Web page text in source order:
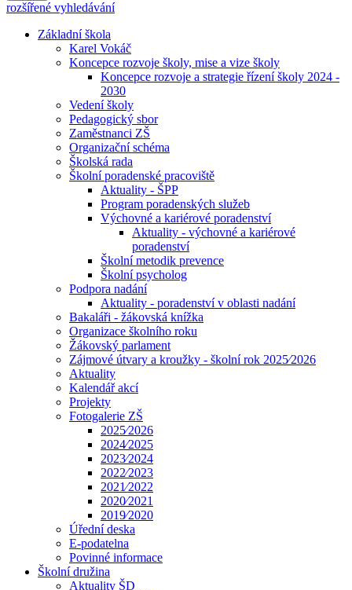
rozšířené vyhledávání
Základní škola
Karel Vokáč
Koncepce rozvoje školy, mise a vize školy
Koncepce rozvoje a strategie řízení školy 2024 -
2030
Vedení školy
Pedagogický sbor
Zaměstnanci ZŠ
Organizační schéma
Školská rada
Školní poradenské pracoviště
Aktuality - ŠPP
Program poradenských služeb
Výchovné a kariérové poradenství
Aktuality - výchovné a kariérové
poradenství
Školní metodik prevence
Školní psycholog
Podpora nadání
Aktuality - poradenství v oblasti nadání
Bakaláři - žákovská knížka
Organizace školního roku
Žákovský parlament
Zájmové útvary a kroužky - školní rok 2025⁄2026
Aktuality
Kalendář akcí
Projekty
Fotogalerie ZŠ
2025⁄2026
2024⁄2025
2023⁄2024
2022⁄2023
2021⁄2022
2020⁄2021
2019⁄2020
Úřední deska
E-podatelna
Povinné informace
Školní družina
Aktuality ŠD